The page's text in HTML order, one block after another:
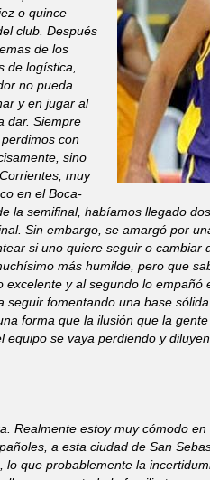
o quince
club. Después
de los
de logística,
no pueda
y en jugar al
dar. Siempre
con
sino
muy
en el Boca-
la semifinal, habíamos llegado
Sin embargo, se amargó por
si uno quiere seguir o cambiar
más humilde, pero que
excelente y al segundo lo empañó
seguir fomentando una base
forma que la ilusión que la
equipo se vaya perdiendo y
Realmente estoy muy cómodo
a esta ciudad de San
lo que probablemente la